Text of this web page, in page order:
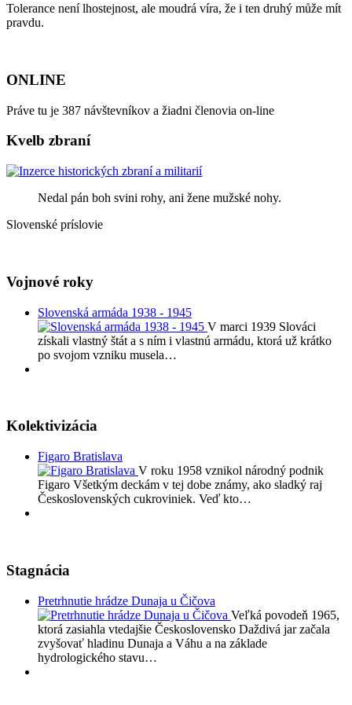
Tolerance není lhostejnost, ale moudrá víra, že i ten druhý může mít
pravdu.
ONLINE
Práve tu je 387 návštevníkov a žiadni členovia on-line
Kvelb zbraní
Nedal pán boh svini rohy, ani žene mužské nohy.
Slovenské príslovie
Vojnové roky
Slovenská armáda 1938 - 1945
V marci 1939 Slováci
získali vlastný štát a s ním i vlastnú armádu, ktorá už krátko
po svojom vzniku musela…
Kolektivizácia
Figaro Bratislava
V roku 1958 vznikol národný podnik
Figaro Všetkým deckám v tej dobe známy, ako sladký raj
Československých cukroviniek. Veď kto…
Stagnácia
Pretrhnutie hrádze Dunaja u Čičova
Veľká povodeň 1965,
ktorá zasiahla vtedajšie Československo Daždivá jar začala
zvyšovať hladinu Dunaja a Váhu a na základe
hydrologického stavu…